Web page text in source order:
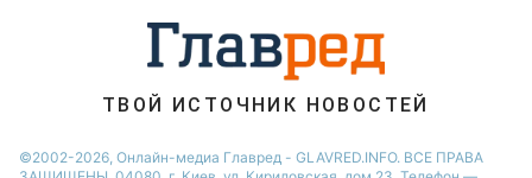
ТВОЙ ИСТОЧНИК НОВОСТЕЙ
©2002-2026, Онлайн-медиа Главред - GLAVRED.INFO. ВСЕ ПРАВА